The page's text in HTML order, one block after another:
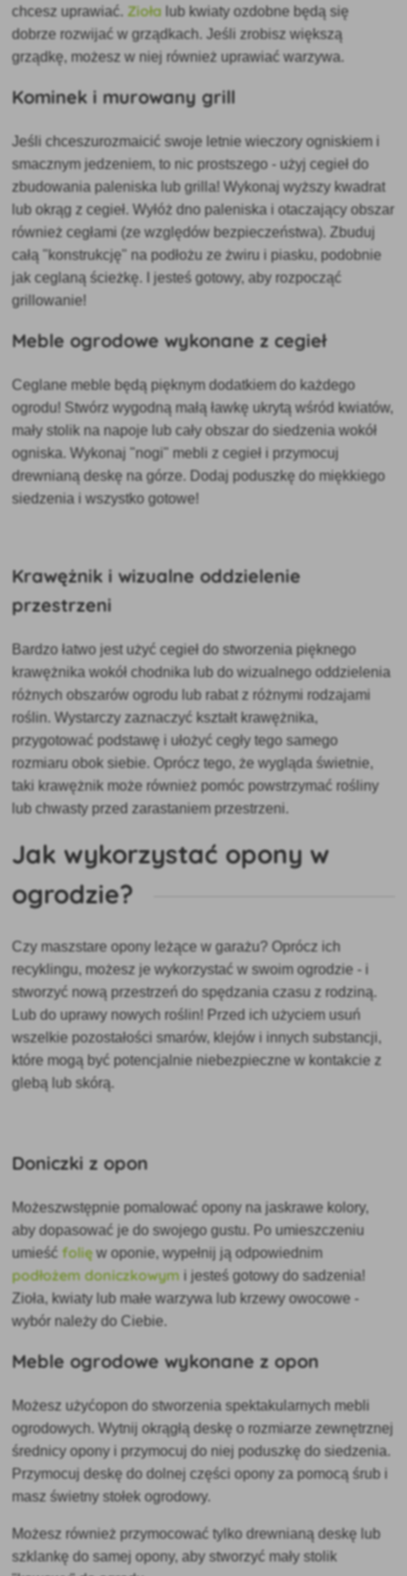
chcesz uprawiać.Zioła lub kwiaty ozdobne będą się
dobrze rozwijać w grządkach. Jeśli zrobisz większą
grządkę, możesz w niej również uprawiać warzywa.
Kominek i murowany grill
Jeśli chceszurozmaicić swoje letnie wieczory ogniskiem i
smacznym jedzeniem, to nic prostszego - użyj cegieł do
zbudowania paleniska lub grilla! Wykonaj wyższy kwadrat
lub okrąg z cegieł. Wyłóż dno paleniska i otaczający obszar
również cegłami (ze względów bezpieczeństwa). Zbuduj
całą "konstrukcję" na podłożu ze żwiru i piasku, podobnie
jak ceglaną ścieżkę. I jesteś gotowy, aby rozpocząć
grillowanie!
Meble ogrodowe wykonane z cegieł
Ceglane meble będąpięknym dodatkiem do każdego
ogrodu! Stwórz wygodną małą ławkę ukrytą wśród kwiatów,
mały stolik na napoje lub cały obszar do siedzenia wokół
ogniska. Wykonaj "nogi" mebli z cegieł i przymocuj
drewnianą deskę na górze. Dodaj poduszkę do miękkiego
siedzenia i wszystko gotowe!
Krawężnik i wizualne oddzielenie
przestrzeni
Bardzo łatwo jest użyć cegiełdo stworzenia pięknego
krawężnika wokół chodnika lub do wizualnego oddzielenia
różnych obszarów ogrodu lub rabat z różnymi rodzajami
roślin. Wystarczy zaznaczyć kształt krawężnika,
przygotować podstawę i ułożyć cegły tego samego
rozmiaru obok siebie. Oprócz tego, że wygląda świetnie,
taki krawężnik może również pomóc powstrzymać rośliny
lub chwasty przed zarastaniem przestrzeni.
Jak wykorzystać opony w
ogrodzie?
Czy maszstare opony leżące w garażu? Oprócz ich
recyklingu, możesz je wykorzystać w swoim ogrodzie - i
stworzyć nową przestrzeń do spędzania czasu z rodziną.
Lub do uprawy nowych roślin! Przed ich użyciem usuń
wszelkie pozostałości smarów, klejów i innych substancji,
które mogą być potencjalnie niebezpieczne w kontakcie z
glebą lub skórą.
Doniczki z opon
Możeszwstępnie pomalować oponyna jaskrawe kolory,
aby dopasować je do swojego gustu. Po umieszczeniu
umieśćfolięw oponie, wypełnij ją odpowiednim
podłożem doniczkowym i jesteś gotowy do sadzenia!
Zioła, kwiaty lub małe warzywa lub krzewy owocowe -
wybór należy do Ciebie.
Meble ogrodowe wykonane z opon
Możesz użyćopon do stworzeniaspektakularnych mebli
ogrodowych. Wytnij okrągłą deskę o rozmiarze zewnętrznej
średnicy opony i przymocuj do niej poduszkę do siedzenia.
Przymocuj deskę do dolnej części opony za pomocą śrub i
masz świetny stołek ogrodowy.
Możesz również przymocować tylko drewnianą deskę lub
szklankę do samej opony, aby stworzyć mały stolik